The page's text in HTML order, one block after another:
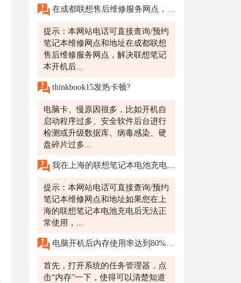
在成都联想售后维修服务网点，如何解决联想笔记本开机后无法正常显示的问题?
提示：本网站电话可直接查询/预约
笔记本维修网点和地址在成都联想
售后维修服务网点，解决联想笔记
本开机后...
thinkbook15发热卡顿?
电脑卡、慢原因很多，比如开机自
启动程序过多、安全软件后台进行
检测或升级数据库、病毒感染、硬
盘碎片过多...
我在上海的联想笔记本电池充电后无法正常使用，怎么办?上海联想售后维修服务网点可以帮助解决这个吗?
提示：本网站电话可直接查询/预约
笔记本维修网点和地址如果您在上
海的联想笔记本电池充电后无法正
常使用，...
电脑开机后内存使用率达到80%……我家电脑4G内存联想Y400windows8系统...
首先，打开系统的任务管理器，点
击“内存”一下，使得可以清楚知道